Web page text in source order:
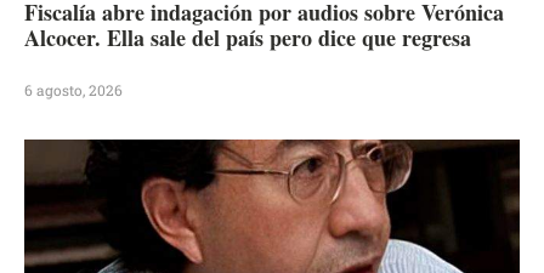
Fiscalía abre indagación por audios sobre Verónica
Alcocer. Ella sale del país pero dice que regresa
6 agosto, 2026